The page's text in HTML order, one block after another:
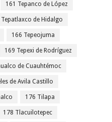
161 Tepanco de López
Tepatlaxco de Hidalgo
166 Tepeojuma
169 Tepexi de Rodríguez
de Cuauhtémoc
de Avila Castillo
176 Tilapa
178 Tlacuilotepec